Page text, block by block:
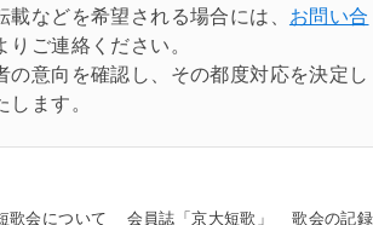
などを希望される場合には、 お問い合
りご連絡ください。
の意向を確認し、その都度対応を決定し
ます。
歌会について 会員誌「京大短歌」 歌会の記録